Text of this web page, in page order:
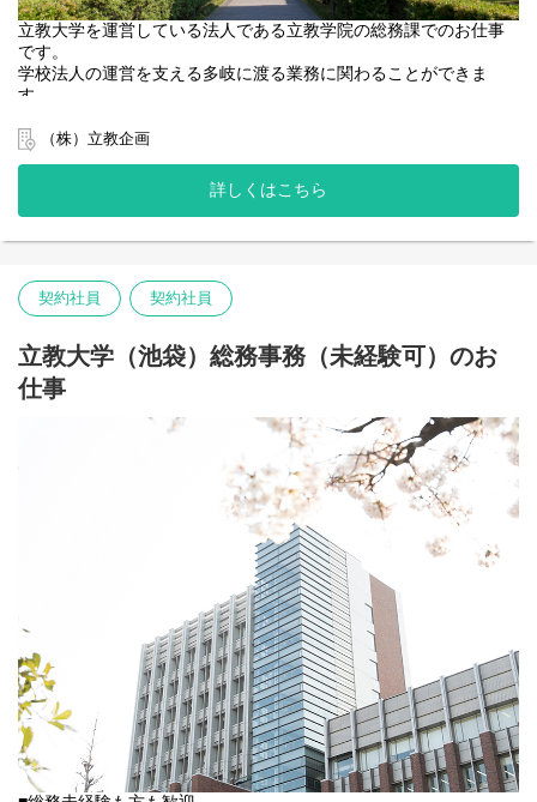
立教大学を運営している法人である立教学院の総務課でのお仕事
です。
学校法人の運営を支える多岐に渡る業務に関わることができま
す。
１、式典に関するサポート業務（ご案内先リスト作成、発送業
務、会場セッティング、当日受付）
２、役員に関わる事務（慶弔対応、出張手配等サポート業務）
３、会議の運営に関わる業務（会議資料のチェック作業、データ
作成、会場セッティング）
４、電話対応
その他、一般的な庶務業務もご対応をいただきます。
（株）立教企画
詳しくはこちら
契約社員 契約社員
立教大学（池袋）総務事務（未経験可）のお
仕事